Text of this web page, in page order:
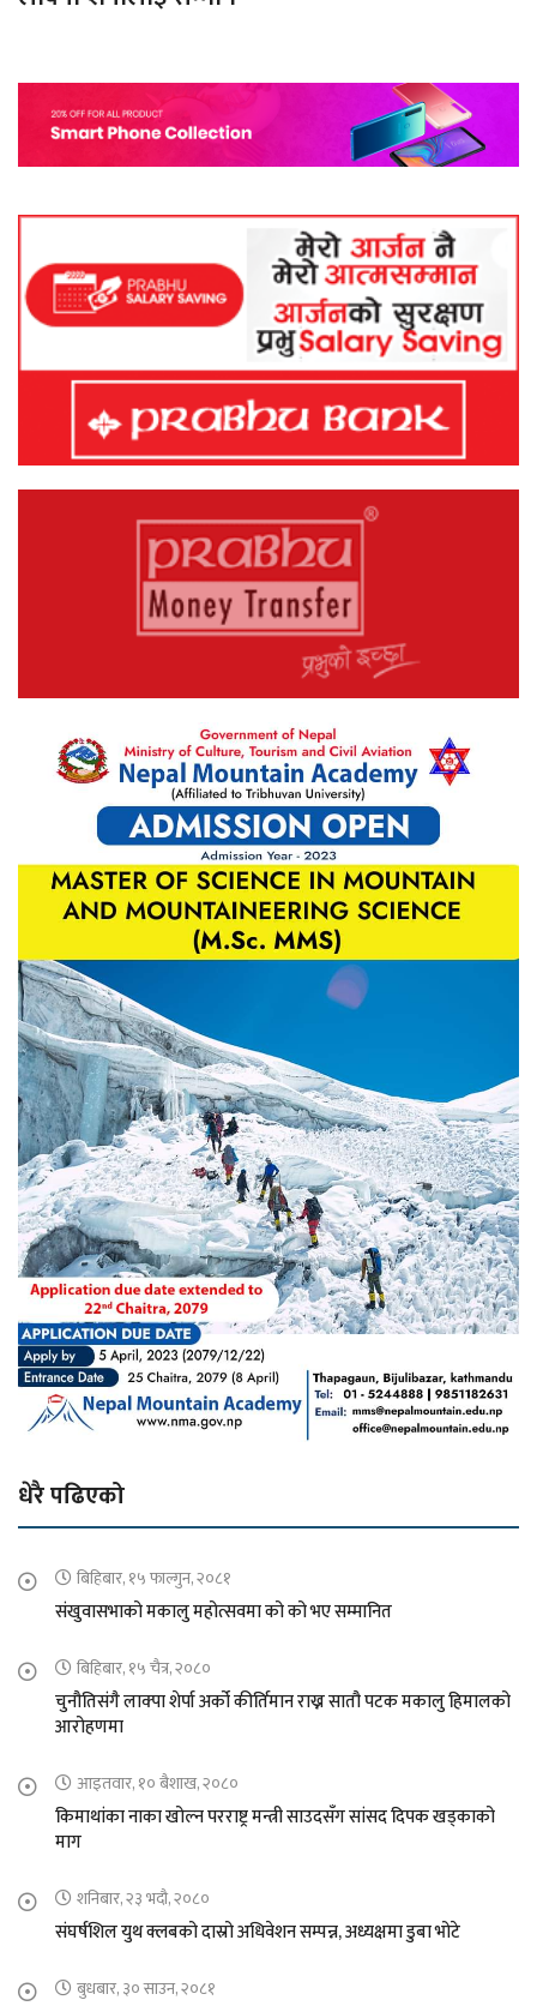
धेरै पढिएको
बिहिबार, १५ फाल्गुन, २०८१
संखुवासभाको मकालु महोत्सवमा को को भए सम्मानित
बिहिबार, १५ चैत्र, २०८०
चुनौतिसंगै लाक्पा शेर्पा अर्को कीर्तिमान राख्न सातौ पटक मकालु हिमालको
आरोहणमा
आइतवार, १० बैशाख, २०८०
किमाथांका नाका खोल्न परराष्ट्र मन्त्री साउदसँग सांसद दिपक खड्काको
माग
शनिबार, २३ भदौ, २०८०
संघर्षशिल युथ क्लबको दास्रो अधिवेशन सम्पन्न, अध्यक्षमा डुबा भोटे
बुधबार, ३० साउन, २०८१